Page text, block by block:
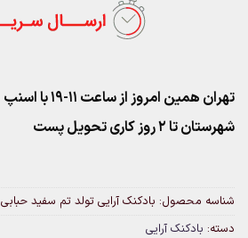
تهران همین امروز از ساعت ۱۱-۱۹ با اسنپ
شهرستان تا 2 روز کاری تحویل پست
شناسه محصول: بادکنک آرایی تولد تم سفید حبابی
دسته: بادکنک آرایی